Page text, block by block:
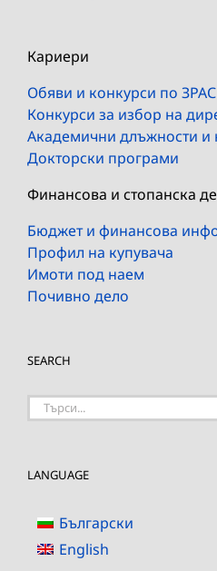
Кариери
Обяви и конкурси по
Конкурси за избор на
Академични длъжности и
Докторски програми
Финансова и стопанска
Бюджет и финансова
Профил на купувача
Имоти под наем
Почивно дело
SEARCH
Търсене
LANGUAGE
Български
English